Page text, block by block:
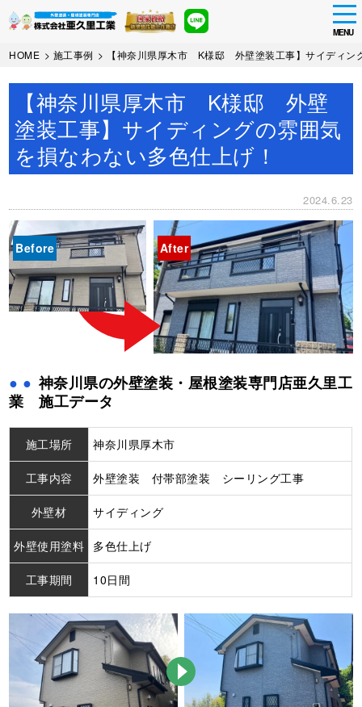
Skip
main
content
MENU
HOME > 施工事例 > 【神奈川県厚木市 K様邸 外壁塗装工事】サイディン
【神奈川県厚木市 K様邸 外壁
塗装工事】サイディングの雰囲気
を損なわない多色仕上げ！
2024.6.23
Before After
神奈川県の外壁塗装・屋根塗装専門店亜久里工
業 施工データ
施工場所 神奈川県厚木市
工事内容 外壁塗装 付帯部塗装 シーリング工事
外壁材 サイディング
外壁使用塗料 多色仕上げ
工事期間 10日間